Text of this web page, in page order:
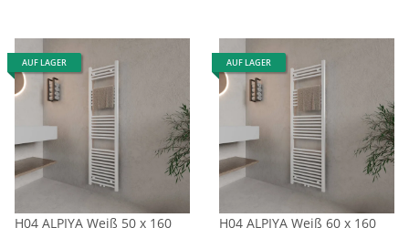
AUF LAGER
H04 ALPIYA Weiß 50 x 160
AUF LAGER
H04 ALPIYA Weiß 60 x 160